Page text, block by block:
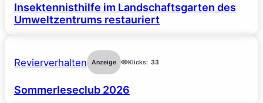
Insektennisthilfe im Landschaftsgarten des
Umweltzentrums restauriert
Revierverhalten Anzeige Klicks: 33
Sommerleseclub 2026